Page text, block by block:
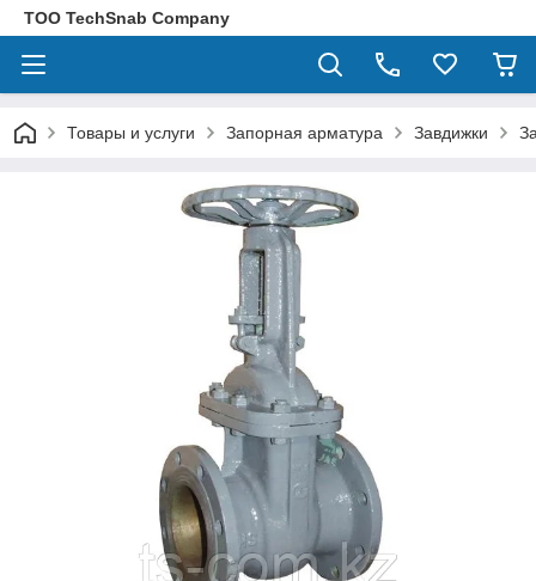
ТОО TechSnab Company
Товары и услуги Запорная арматура Завдижки